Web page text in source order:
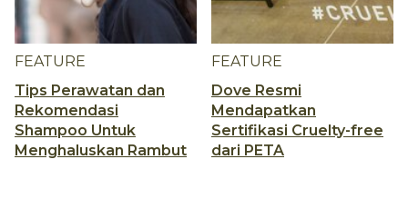
FEATURE
Tips Perawatan dan
Rekomendasi
Shampoo Untuk
Menghaluskan Rambut
FEATURE
Dove Resmi
Mendapatkan
Sertifikasi Cruelty-free
dari PETA